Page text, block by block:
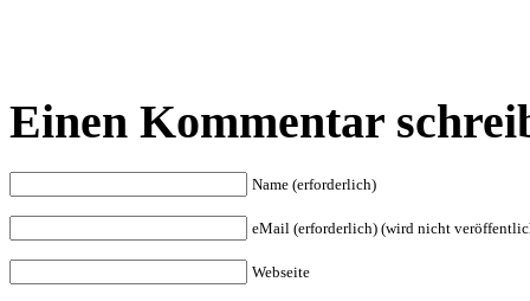
Einen Kommentar
Name (erforderlich)
eMail (erforderlich) (wird nicht
Webseite